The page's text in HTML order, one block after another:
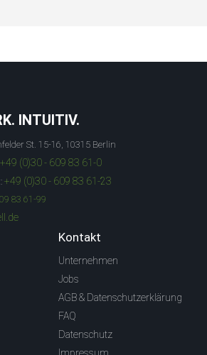
INTUITIV.
St. 15-16, 10315 Berlin
+49 (0)30 - 609 83 61-0
+49 (0)30 - 609 83 61-23
83 61-99
Kontakt
Unternehmen
Jobs
AGB & Datenschutzerklärung
FAQ
Datenschutz